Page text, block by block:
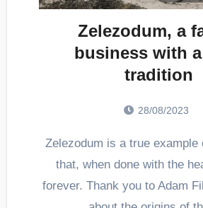
Zelezodum, a
business with
tradition
28/08/2023
Zelezodum is a true example of a business
that, when done with the
forever. Thank you to Adam